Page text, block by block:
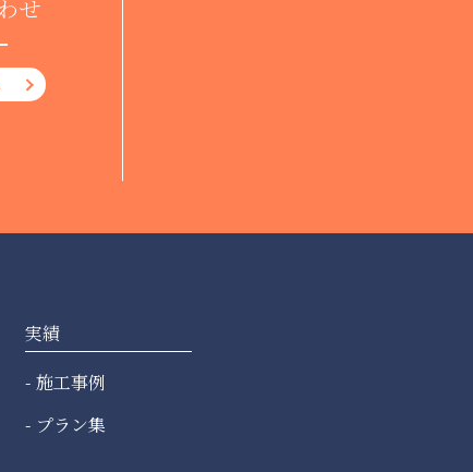
せ
実績
施工事例
プラン集